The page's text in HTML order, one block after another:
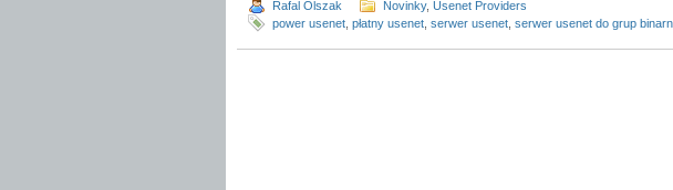
Rafal Olszak Novinky, Usenet Providers
power usenet płatny usenet serwer usenet serwer usenet do grup